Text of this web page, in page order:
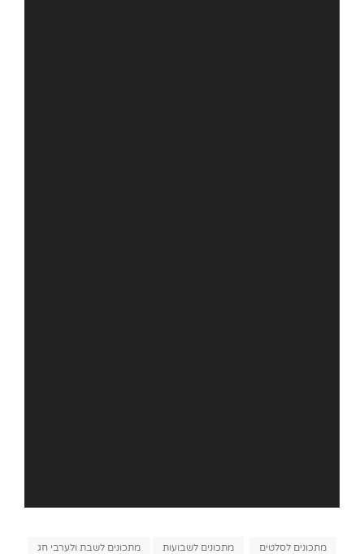
Categories
מתכונים לסלטים מתכונים לשבועות מתכונים לשבת ולערבי חג